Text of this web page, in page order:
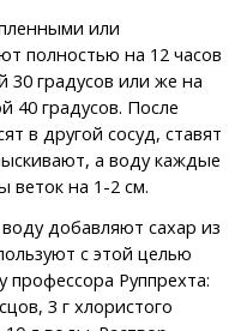
или
полностью на 12 часов
30 градусов или же на
40 градусов. После
в другой сосуд, ставят
а воду каждые
веток на 1-2 см.
добавляют сахар из
с этой целью
Руппрехта:
3 г хлористого